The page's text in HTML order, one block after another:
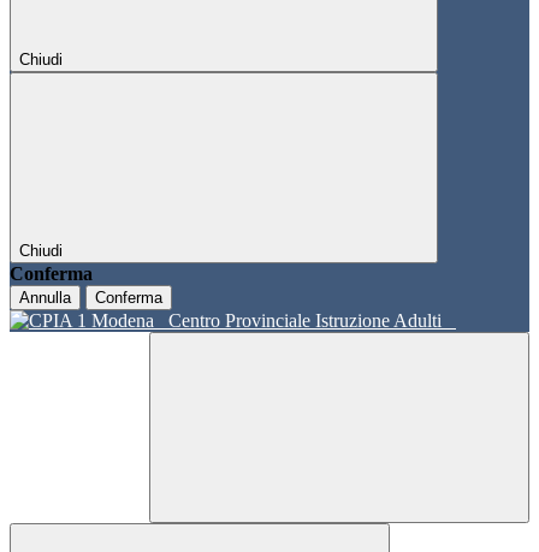
Chiudi
Chiudi
Conferma
Annulla Conferma
Centro Provinciale Istruzione Adulti